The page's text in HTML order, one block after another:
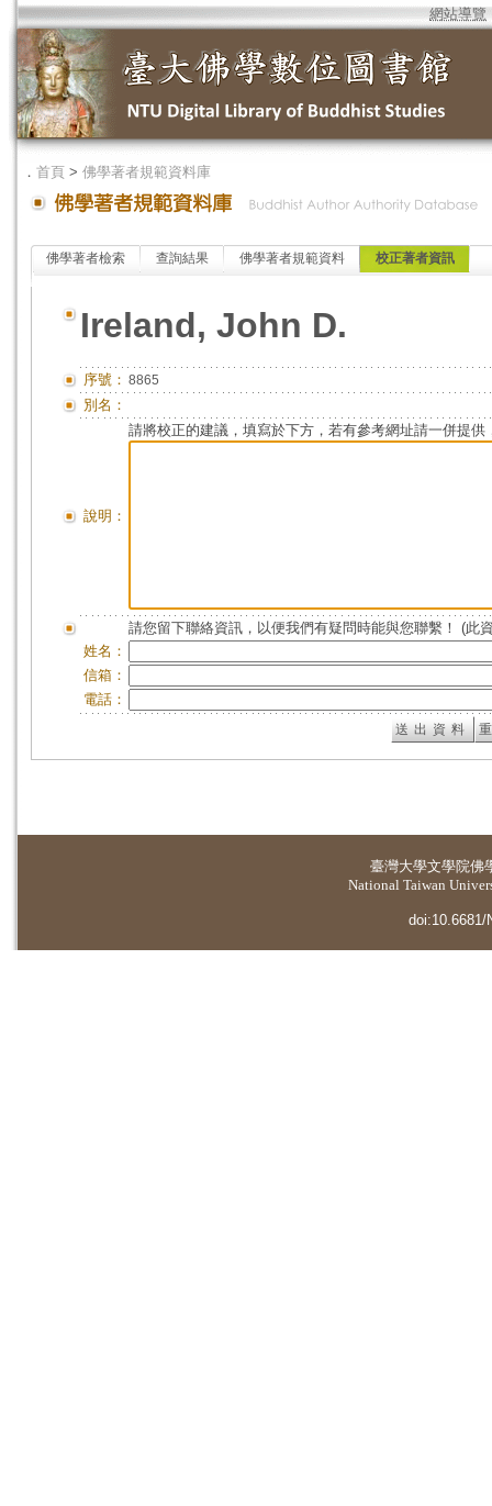
網站導覽
． 首頁 > 佛學著者規範資料庫
佛學著者檢索 查詢結果 佛學著者規範資料 校正著者資訊
Ireland, John D.
序號： 8865
別名：
說明：
請將校正的建議，填寫於下方，若有參考網址請一併提供
請您留下聯絡資訊，以便我們有疑問時能與您聯繫！ (此
姓名：
信箱：
電話：
臺灣大學文學院佛
National Taiwan
doi:10.6681/